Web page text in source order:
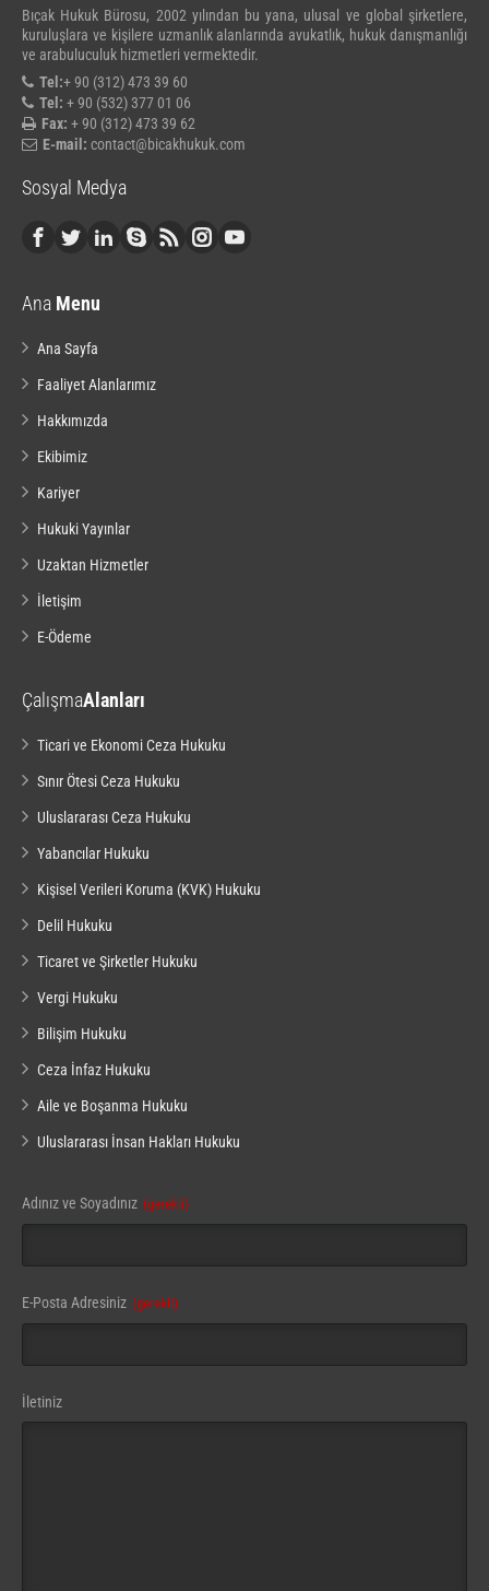
Bıçak Hukuk Bürosu, 2002 yılından bu yana, ulusal ve global şirketlere,
kuruluşlara ve kişilere uzmanlık alanlarında avukatlık, hukuk danışmanlığı
ve arabuluculuk hizmetleri vermektedir.
Tel:+ 90 (312) 473 39 60
Tel: + 90 (532) 377 01 06
Fax: + 90 (312) 473 39 62
E-mail: contact@bicakhukuk.com
Sosyal Medya
Ana Menu
Ana Sayfa
Faaliyet Alanlarımız
Hakkımızda
Ekibimiz
Kariyer
Hukuki Yayınlar
Uzaktan Hizmetler
İletişim
E-Ödeme
ÇalışmaAlanları
Ticari ve Ekonomi Ceza Hukuku
Sınır Ötesi Ceza Hukuku
Uluslararası Ceza Hukuku
Yabancılar Hukuku
Kişisel Verileri Koruma (KVK) Hukuku
Delil Hukuku
Ticaret ve Şirketler Hukuku
Vergi Hukuku
Bilişim Hukuku
Ceza İnfaz Hukuku
Aile ve Boşanma Hukuku
Uluslararası İnsan Hakları Hukuku
Adınız ve Soyadınız (gerekli)
E-Posta Adresiniz (gerekli)
Your
Website (gerekli)
İletiniz